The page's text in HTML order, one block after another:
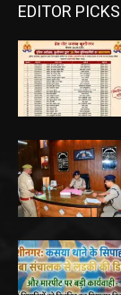
EDITOR PICKS